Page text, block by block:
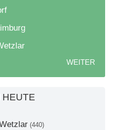
WEITER
HEUTE
(440)